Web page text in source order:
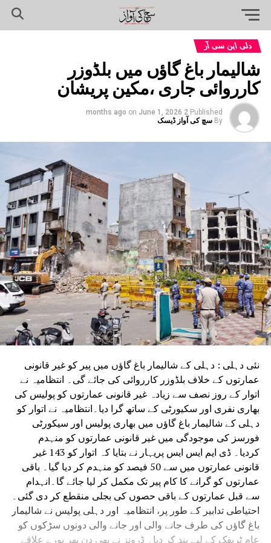
دلی این سی آر
شالیمار باغ گاؤں میں بلڈوزر
کارروائی جاری ،مکین پریشان
Published
2 months ago
on June 1, 2026
By سچ کی آواز ڈیسک
نئی دہلی : دہلی کے شالیمار باغ گاؤں میں پیر کو غیر قانونی
عمارتوں کے خلاف بلڈوزر کارروائی کی جائے گی۔ انتظامیہ نے
اتوار کے روز نصف سے زیادہ غیر قانونی عمارتوں کو پولیس کی
بھاری نفری اور سکیورٹی کے ساتھ گرا دیا۔انتظامیہ نے اتوار کو
دہلی کے شالیمار باغ گاؤں میں بھاری پولیس اور سیکورٹی
فورسز کی موجودگی میں غیر قانونی عمارتوں کو منہدم
کردیا۔ ڈی ایم ایس ایس پریہار نے بتایا کہ اتوار کو 143 غیر
قانونی عمارتوں میں سے 50 فیصد کو منہدم کر دیا گیا۔ باقی
عمارتوں کو گرانے کا کام پیر تک مکمل کر لیا جائے گا۔انہدام
سے قبل عمارتوں کے باقی حصوں کی بجلی منقطع کر دی گئی۔
احتیاطی تدابیر کے طور پر، انتظامیہ اور دہلی پولیس نے شالیمار
باغ گاؤں کی طرف جانے والی اور جانے والی دونوں سڑکوں کو
عام ٹریفک کے لیے بند کر دیا۔ ڈرونز نے بھی دن بھر پورے علاقے